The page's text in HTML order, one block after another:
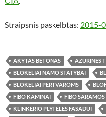
Straipsnis paskelbtas: 2015-
AKYTAS BETONAS AZURINES
BLOKELIAI NAMO STATYBAI
BLOKELIAI PERTVAROMS
FIBO KAMINAI
FIBO SARAMOS
KLINKERIO PLYTELES FASADUI